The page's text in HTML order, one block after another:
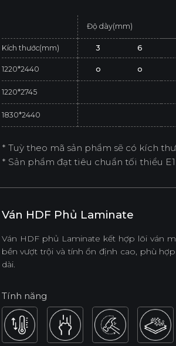
Độ dày(mm)
Kích thước(mm) 3 6
1220*2440 o o
1220*2745
1830*2440
* Tuỳ theo mã sản phẩm sẽ có kích
* Sản phẩm đạt tiêu chuẩn tối thiểu E1
Ván HDF Phủ Laminate
Ván HDF phủ Laminate kết hợp lõi ván
bền vượt trội và tính ổn định cao, phù
dài.
Tính năng